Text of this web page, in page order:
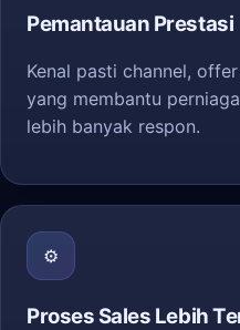
Pemantauan Prestasi
Kenal pasti channel,
yang membantu
lebih banyak respon.
⚙️
Proses Sales Lebih